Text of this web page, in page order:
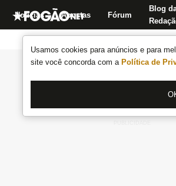
Usamos cookies para anúncios e para
site você concorda com a Política de
Notícias Apostas Fórum
Blog